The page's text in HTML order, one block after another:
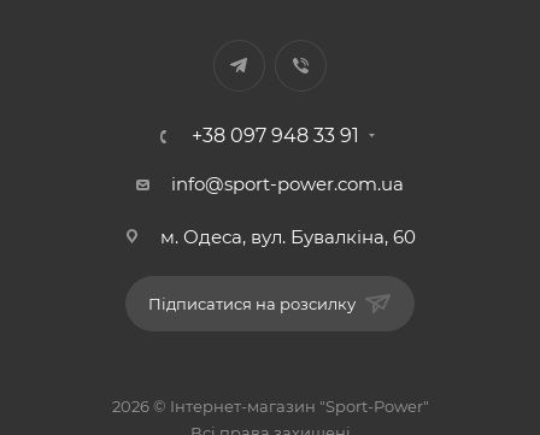
+38 097 948 33 91
info@sport-power.com.ua
м. Одеса, вул. Бувалкіна, 60
Підписатися на розсилку
2026 © Інтернет-магазин "Sport-Power"